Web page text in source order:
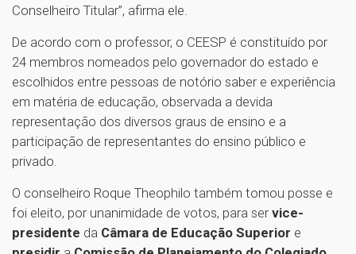
Conselheiro Titular”, afirma ele.
De acordo com o professor, o CEESP é constituído por
24 membros nomeados pelo governador do estado e
escolhidos entre pessoas de notório saber e experiência
em matéria de educação, observada a devida
representação dos diversos graus de ensino e a
participação de representantes do ensino público e
privado.
O conselheiro Roque Theophilo também tomou posse e
foi eleito, por unanimidade de votos, para ser vice-
presidente da Câmara de Educação Superior e